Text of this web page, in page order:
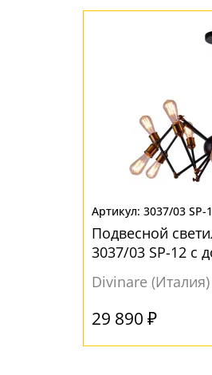
- бесплатно по России
3037/03 SP-
Подвесной
3037/03 SP-12 с
Divinare (Италия)
29 890 ₽